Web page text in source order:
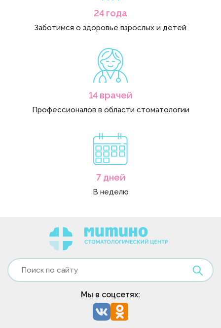
24 года
Заботимся о здоровье взрослых и детей
14 врачей
Профессионалов в области стоматологии
7 дней
В неделю
Мы в соцсетях: